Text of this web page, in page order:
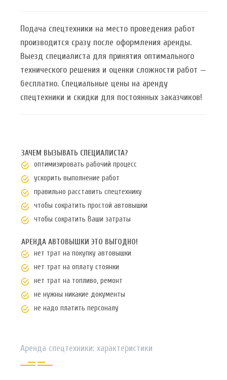
Подача спецтехники на место проведения работ
производится сразу после оформления аренды.
Выезд специалиста для принятия оптимального
технического решения и оценки сложности работ —
бесплатно. Специальные цены на аренду
спецтехники и скидки для постоянных заказчиков!
ЗАЧЕМ ВЫЗЫВАТЬ СПЕЦИАЛИСТА?
оптимизировать рабочий процесс
ускорить выполнение работ
правильно расставить спецтехнику
чтобы сократить простой автовышки
чтобы сократить Ваши затраты
АРЕНДА АВТОВЫШКИ ЭТО ВЫГОДНО!
нет трат на покупку автовышки
нет трат на оплату стоянки
нет трат на топливо, ремонт
не нужны никакие документы
не надо платить персоналу
Аренда спецтехники: характеристики